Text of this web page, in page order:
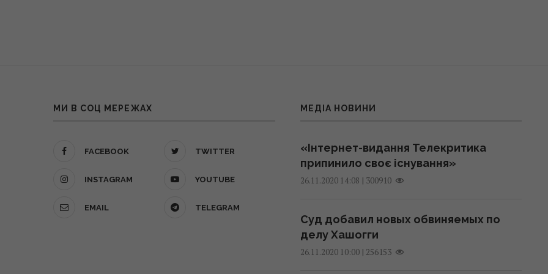
МИ В СОЦ МЕРЕЖАХ
FACEBOOK TWITTER
INSTAGRAM YOUTUBE
EMAIL TELEGRAM
МЕДІА НОВИНИ
«Інтернет-видання Телекритика
припинило своє існування»
26.11.2020 14:08 | 300910
Суд добавил новых обвиняемых по
делу Хашогги
26.11.2020 10:00| 256153